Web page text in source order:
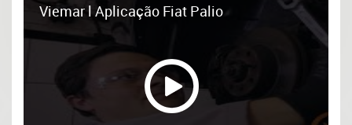
Viemar l Aplicação Fiat Palio